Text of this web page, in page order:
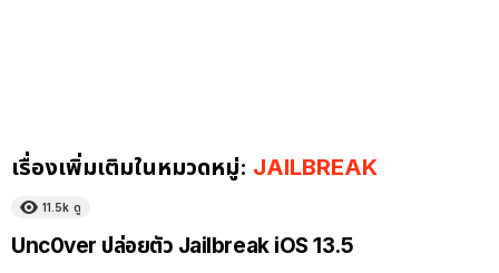
เรื่องเพิ่มเติมในหมวดหมู่: JAILBREAK
11.5k ดู
Unc0ver ปล่อยตัว Jailbreak iOS 13.5